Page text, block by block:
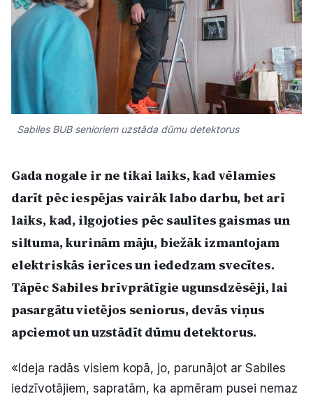
Video
Vieta
Pasākumi
Reklāma
Par mums
Kontakti
Ziņo redakcijai
Sabiles BUB senioriem uzstāda dūmu detektorus
Gada nogale ir ne tikai laiks, kad vēlamies
darīt pēc iespējas vairāk labo darbu, bet arī
laiks, kad, ilgojoties pēc saulītes gaismas un
siltuma, kurinām māju, biežāk izmantojam
elektriskās ierīces un iededzam svecītes.
Tāpēc Sabiles brīvprātīgie ugunsdzēsēji, lai
pasargātu vietējos seniorus, devās viņus
apciemot un uzstādīt dūmu detektorus.
«Ideja radās visiem kopā, jo, parunājot ar Sabiles
iedzīvotājiem, sapratām, ka apmēram pusei nemaz